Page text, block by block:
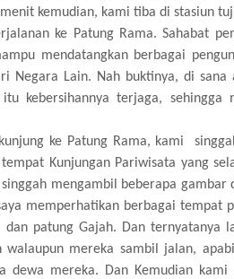
kemudian, kami tiba di stasiun
ke Patung Rama. Sahabat
mendatangkan berbagai
Negara Lain. Nah buktinya, di
kebersihannya terjaga,
ke Patung Rama, kami
Kunjungan Pariwisata yang
mengambil beberapa
memperhatikan berbagai tempat
patung Gajah. Dan
walaupun mereka sambil jalan,
dewa mereka. Dan Kemudian